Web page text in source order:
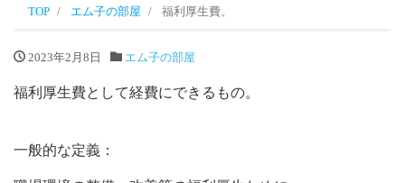
TOP エム子の部屋 福利厚生費。
2023年2月8日 エム子の部屋
福利厚生費として経費にできるもの。
一般的な定義：